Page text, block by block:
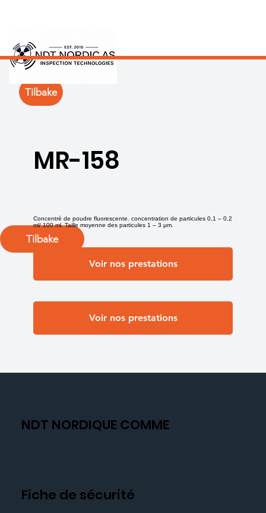
Tilbake
MR-158
Concentré de poudre fluorescente. concentration de particules 0,1 – 0,2
ml/ 100 ml. Taille moyenne des particules 1 – 3 µm.
Voir nos prestations
Voir nos prestations
Tilbake
NDT NORDIQUE COMME
Fiche de sécurité